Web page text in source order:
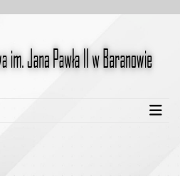
im.
II w Baranowie